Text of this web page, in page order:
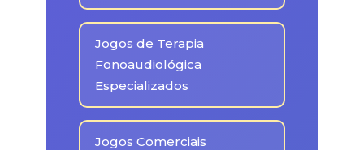
Jogos de Terapia
Fonoaudiológica
Especializados
Jogos Comerciais